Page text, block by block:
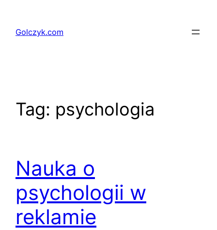
treściGolczyk.com
Tag: psychologia
Nauka o
psychologii w
reklamie